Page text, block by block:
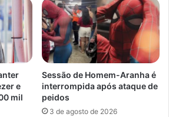
e
mil
Sessão de Homem-Aranha é
interrompida após ataque de
peidos
3 de agosto de 2026